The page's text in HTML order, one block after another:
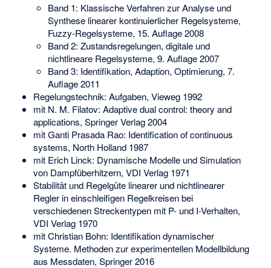
Band 1: Klassische Verfahren zur Analyse und
Synthese linearer kontinuierlicher Regelsysteme,
Fuzzy-Regelsysteme, 15. Auflage 2008
Band 2: Zustandsregelungen, digitale und
nichtlineare Regelsysteme, 9. Auflage 2007
Band 3: Identifikation, Adaption, Optimierung, 7.
Auflage 2011
Regelungstechnik: Aufgaben, Vieweg 1992
mit N. M. Filatov: Adaptive dual control: theory and
applications, Springer Verlag 2004
mit Ganti Prasada Rao: Identification of continuous
systems, North Holland 1987
mit Erich Linck: Dynamische Modelle und Simulation
von Dampfüberhitzern, VDI Verlag 1971
Stabilität und Regelgüte linearer und nichtlinearer
Regler in einschleifigen Regelkreisen bei
verschiedenen Streckentypen mit P- und I-Verhalten,
VDI Verlag 1970
mit Christian Bohn: Identifikation dynamischer
Systeme. Methoden zur experimentellen Modellbildung
aus Messdaten, Springer 2016